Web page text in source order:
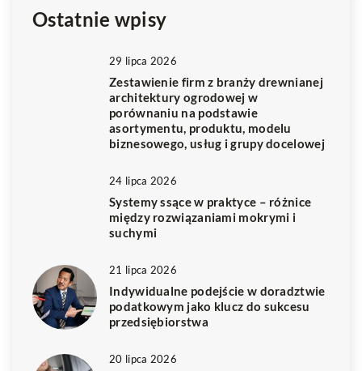
Ostatnie wpisy
29 lipca 2026
Zestawienie firm z branży drewnianej
architektury ogrodowej w
porównaniu na podstawie
asortymentu, produktu, modelu
biznesowego, usług i grupy docelowej
24 lipca 2026
Systemy ssące w praktyce – różnice
między rozwiązaniami mokrymi i
suchymi
21 lipca 2026
Indywidualne podejście w doradztwie
podatkowym jako klucz do sukcesu
przedsiębiorstwa
20 lipca 2026